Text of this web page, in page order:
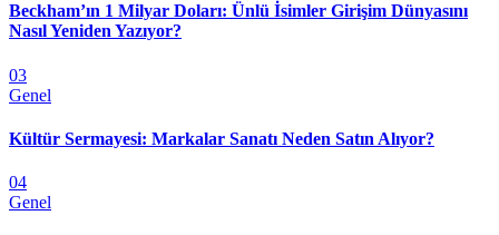
Beckham’ın 1 Milyar Doları: Ünlü İsimler Girişim Dünyasını
Nasıl Yeniden Yazıyor?
03
Genel
Kültür Sermayesi: Markalar Sanatı Neden Satın Alıyor?
04
Genel